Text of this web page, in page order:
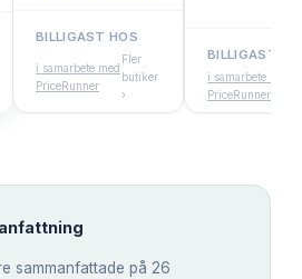
BILLIGAST HOS
i samarbete med
PriceRunner
Fler
butiker
›
BILLIGAST
i samarbete med
PriceRunner
sammanfattade på 26